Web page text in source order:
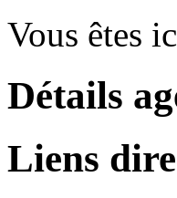
Vous êtes
Détails
Liens